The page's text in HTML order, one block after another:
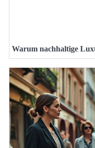
Warum nachhaltige